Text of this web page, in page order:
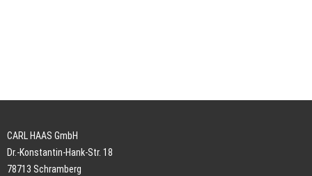
CARL HAAS GmbH
Dr.-Konstantin-Hank-Str. 18
78713 Schramberg